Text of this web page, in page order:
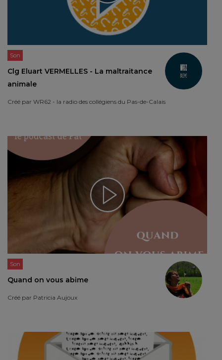
Son
Clg Eluart VERMELLES - La maltraitance
animale
Créé par WR62 - la radio des collégiens du Pas-de-Calais
Son
Quand on vous abime
Créé par Patricia Aujoux